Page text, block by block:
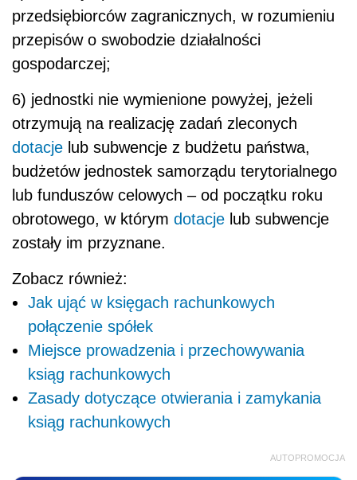
przedsiębiorców zagranicznych, w rozumieniu
przepisów o swobodzie działalności
gospodarczej;
6) jednostki nie wymienione powyżej, jeżeli
otrzymują na realizację zadań zleconych
dotacje lub subwencje z budżetu państwa,
budżetów jednostek samorządu terytorialnego
lub funduszów celowych – od początku roku
obrotowego, w którym dotacje lub subwencje
zostały im przyznane.
Zobacz również:
Jak ująć w księgach rachunkowych
połączenie spółek
Miejsce prowadzenia i przechowywania
ksiąg rachunkowych
Zasady dotyczące otwierania i zamykania
ksiąg rachunkowych
AUTOPROMOCJA